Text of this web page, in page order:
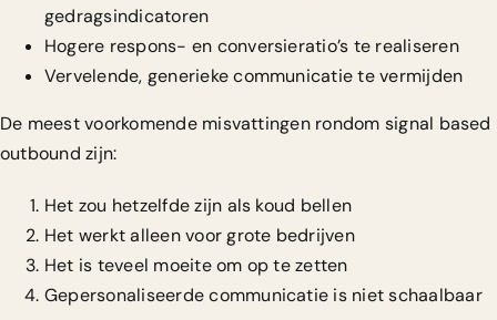
gedragsindicatoren
Hogere respons- en conversieratio’s te realiseren
Vervelende, generieke communicatie te vermijden
De meest voorkomende misvattingen rondom signal based
outbound zijn:
Het zou hetzelfde zijn als koud bellen
Het werkt alleen voor grote bedrijven
Het is teveel moeite om op te zetten
Gepersonaliseerde communicatie is niet schaalbaar